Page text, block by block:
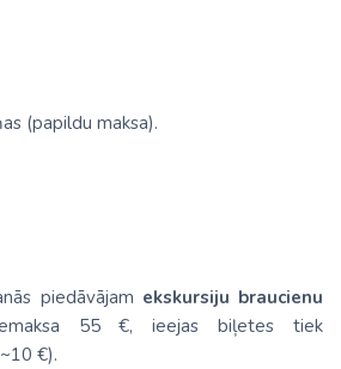
(papildu maksa).
piedāvājam ekskursiju braucienu
55 €, ieejas biļetes tiek
€).